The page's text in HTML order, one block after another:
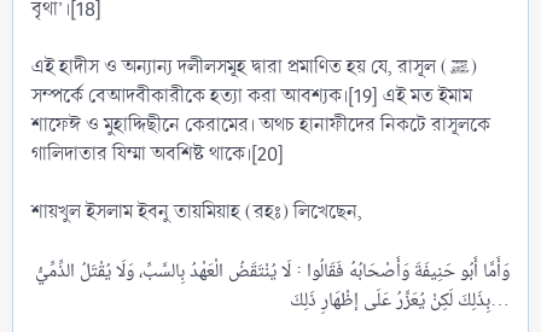
বৃথা’।[18]
এই হাদীস ও অন্যান্য দলীলসমূহ দ্বারা প্রমাণিত হয় যে, রাসূল (ﷺ)
সম্পর্কে বেআদবীকারীকে হত্যা করা আবশ্যক।[19] এই মত ইমাম
শাফেঈ ও মুহাদ্দিছীনে কেরামের। অথচ হানাফীদের নিকটে রাসূলকে
গালিদাতার যিম্মা অবশিষ্ট থাকে।[20]
শায়খুল ইসলাম ইবনু তায়মিয়াহ (রহঃ) লিখেছেন,
وَأَمَّا أَبُو حَنِيفَةَ وَأَصْحَابُهُ فَقَالُوا : لَا يُنْتَقَضُ الْعَهْدُ بِالسَّبِّ، وَلَا يُقْتَلُ الذِّمِّيُّ
بِذَلِكَ لَكِنْ يُعَزَّرُ عَلَى إظْهَارِ ذَلِكَ...​